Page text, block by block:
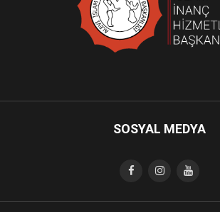
SOSYAL MEDYA